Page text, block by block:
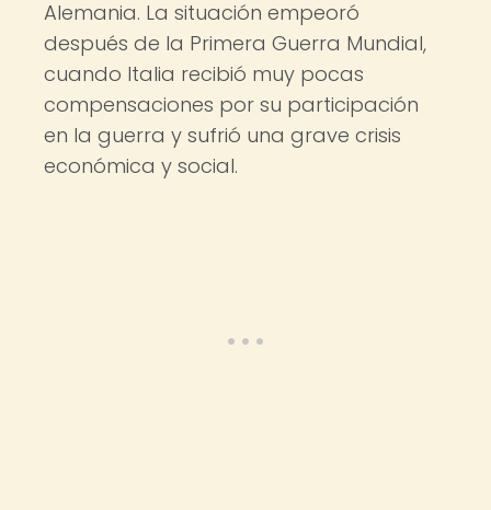
Alemania. La situación empeoró
después de la Primera Guerra Mundial,
cuando Italia recibió muy pocas
compensaciones por su participación
en la guerra y sufrió una grave crisis
económica y social.